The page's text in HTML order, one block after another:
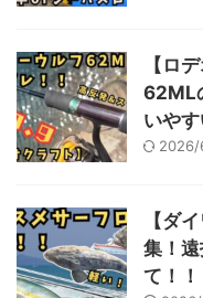
【ロ
62ML
いやす
2026/
【ダ
集！
て！！